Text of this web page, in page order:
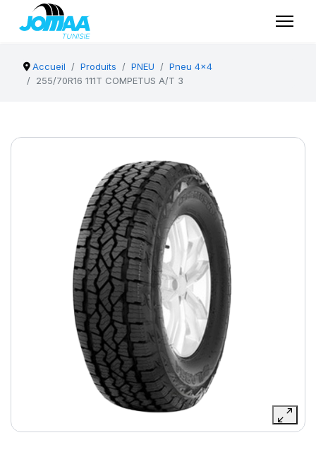
Accueil Produits PNEU
Pneu 4x4
255/70R16 111T COMPETUS A/T 3